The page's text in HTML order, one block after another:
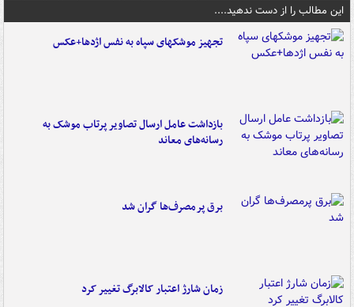
این مطالب را از دست ندهید....
تجهیز موشکهای سپاه به نفس اژدها+عکس
بازداشت عامل ارسال تصاویر پرتاب موشک به
رسانه‌های معاند
برق پرمصرف‌ها گران شد
زمان شارژ اعتبار کالابرگ تغییر کرد